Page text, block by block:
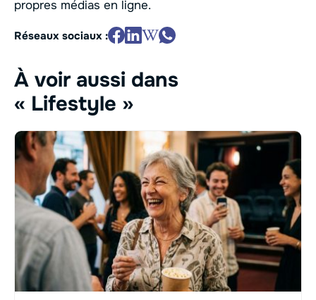
propres médias en ligne.
Réseaux sociaux :
À voir aussi dans
« Lifestyle »